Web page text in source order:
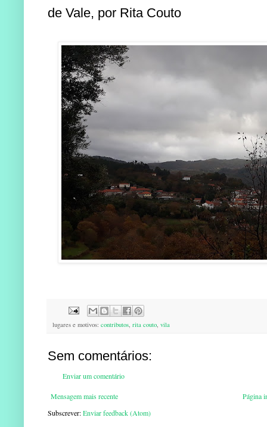
de Vale, por Rita Couto
lugares e motivos: contributos, rita couto, vila
Sem comentários:
Enviar um comentário
Mensagem mais recente
Página
Subscrever:Enviar feedback (Atom)